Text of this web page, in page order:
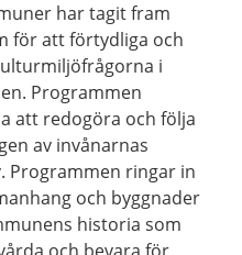
har tagit fram
för att förtydliga och
i
Programmen
att redogöra och följa
av invånarnas
Programmen ringar in
och byggnader
historia som